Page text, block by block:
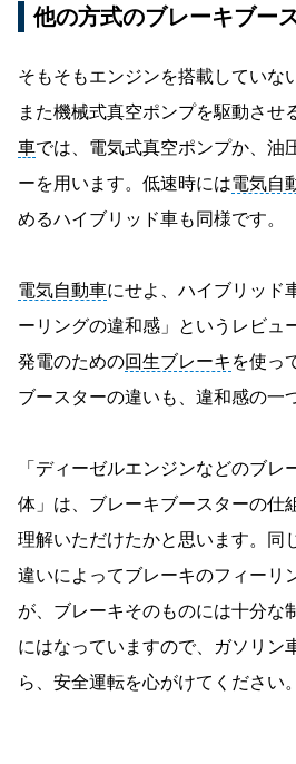
他の方式のブレーキブー
そもそもエンジンを搭載していな
また機械式真空ポンプを駆動させ
車では、電気式真空ポンプか、油
ーを用います。低速時には電気自
めるハイブリッド車も同様です。
電気自動車にせよ、ハイブリッド
ーリングの違和感」というレビュ
発電のための回生ブレーキ を使っ
ブースターの違いも、違和感の一
「ディーゼルエンジンなどのブレ
体」は、ブレーキブースターの仕
理解いただけたかと思います。同
違いによってブレーキのフィーリ
が、ブレーキそのものには十分な
にはなっていますので、ガソリン
ら、安全運転を心がけてください。